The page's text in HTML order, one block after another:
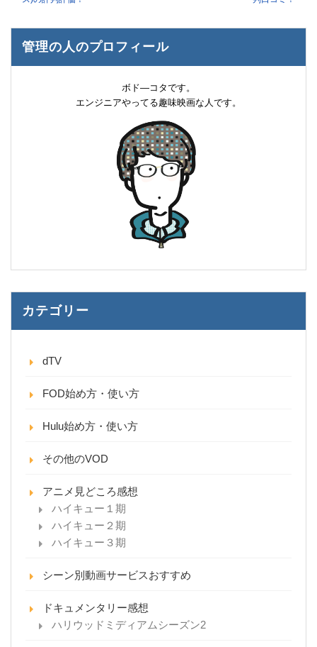
管理の人のプロフィール
ボド―コタです。
エンジニアやってる趣味映画な人です。
カテゴリー
dTV
FOD始め方・使い方
Hulu始め方・使い方
その他のVOD
アニメ見どころ感想
ハイキュー１期
ハイキュー２期
ハイキュー３期
シーン別動画サービスおすすめ
ドキュメンタリー感想
ハリウッドミディアムシーズン2